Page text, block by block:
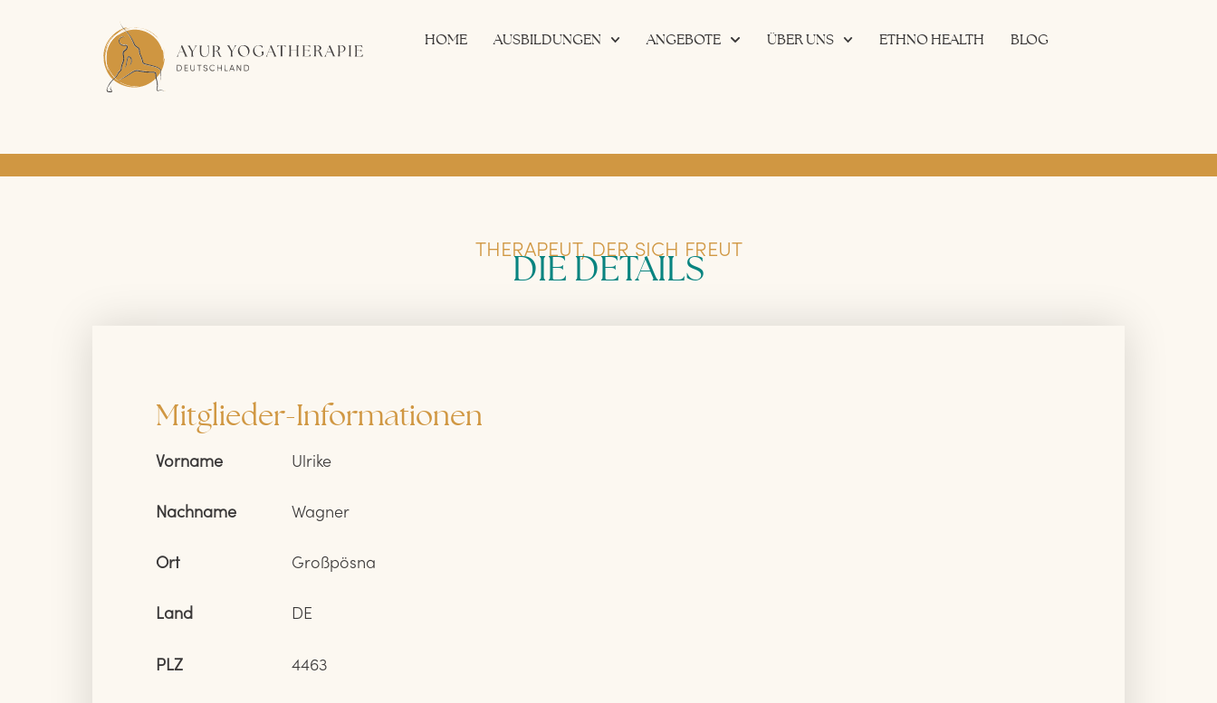
HOME AUSBILDUNGEN ANGEBOTE ÜBER UNS ETHNO HEALTH BLOG
THERAPEUT, DER SICH FREUT
DIE DETAILS
Mitglieder-Informationen
Vorname Ulrike
Nachname Wagner
Ort Großpösna
Land DE
PLZ 4463